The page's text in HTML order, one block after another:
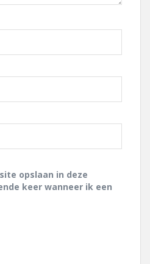
opslaan in deze
keer wanneer ik een